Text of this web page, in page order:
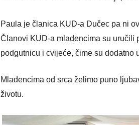
Paula je članica KUD-a Dučec pa ni
Članovi KUD-a mladencima su uručili
podgutnicu i cvijeće, čime su dodatno
Mladencima od srca želimo puno
životu.